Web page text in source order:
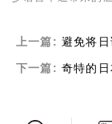
上一篇: 避免将
下一篇: 奇特的日